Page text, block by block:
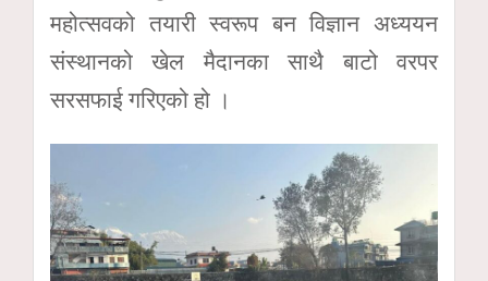
महोत्सवको तयारी स्वरूप बन विज्ञान अध्ययन
संस्थानको खेल मैदानका साथै बाटो वरपर
सरसफाई गरिएको हो ।